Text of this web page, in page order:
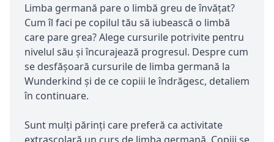
Limba germană pare o limbă greu de învățat?
Cum îl faci pe copilul tău să iubească o limbă
care pare grea? Alege cursurile potrivite pentru
nivelul său și încurajează progresul. Despre cum
se desfășoară cursurile de limba germană la
Wunderkind și de ce copiii le îndrăgesc, detaliem
în continuare.
Sunt mulți părinți care preferă ca activitate
extrașcolară un curs de limba germană. Copiii se